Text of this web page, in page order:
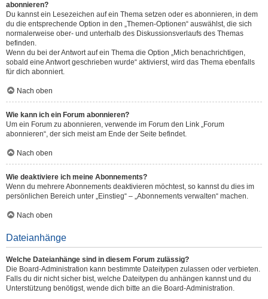
abonnieren?
Du kannst ein Lesezeichen auf ein Thema setzen oder es abonnieren, in dem
du die entsprechende Option in den „Themen-Optionen“ auswählst, die sich
normalerweise ober- und unterhalb des Diskussionsverlaufs des Themas
befinden.
Wenn du bei der Antwort auf ein Thema die Option „Mich benachrichtigen,
sobald eine Antwort geschrieben wurde“ aktivierst, wird das Thema ebenfalls
für dich abonniert.
Nach oben
Wie kann ich ein Forum abonnieren?
Um ein Forum zu abonnieren, verwende im Forum den Link „Forum
abonnieren“, der sich meist am Ende der Seite befindet.
Nach oben
Wie deaktiviere ich meine Abonnements?
Wenn du mehrere Abonnements deaktivieren möchtest, so kannst du dies im
persönlichen Bereich unter „Einstieg“ – „Abonnements verwalten“ machen.
Nach oben
Dateianhänge
Welche Dateianhänge sind in diesem Forum zulässig?
Die Board-Administration kann bestimmte Dateitypen zulassen oder verbieten.
Falls du dir nicht sicher bist, welche Dateitypen du anhängen kannst und du
Unterstützung benötigst, wende dich bitte an die Board-Administration.